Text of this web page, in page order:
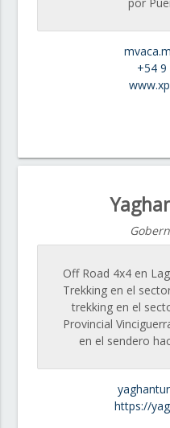
+54 9
Off Road 4x4 en
Trekking en el
trekking en el
Provincial
en el sendero
https://